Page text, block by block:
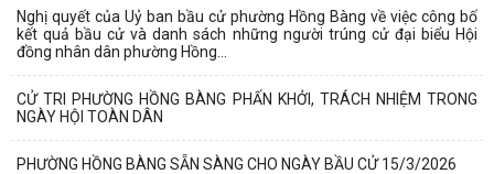
Nghị quyết của Uỷ ban bầu cử phường Hồng Bàng về việc công bố
kết quả bầu cử và danh sách những người trúng cử đại biểu Hội
đồng nhân dân phường Hồng...
CỬ TRI PHƯỜNG HỒNG BÀNG PHẤN KHỞI, TRÁCH NHIỆM TRONG
NGÀY HỘI TOÀN DÂN
PHƯỜNG HỒNG BÀNG SẴN SÀNG CHO NGÀY BẦU CỬ 15/3/2026